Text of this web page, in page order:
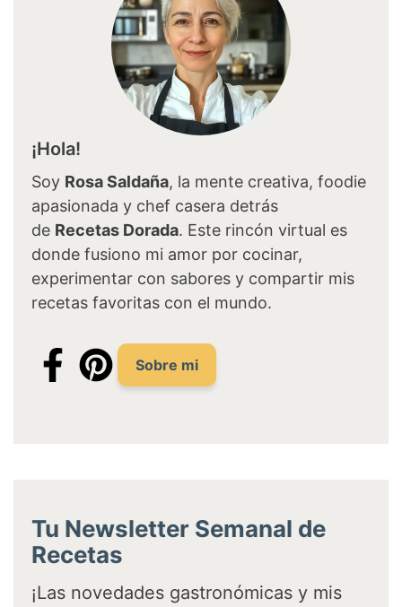
¡Hola!
Soy Rosa Saldaña, la mente creativa, foodie
apasionada y chef casera detrás
de Recetas Dorada. Este rincón virtual es
donde fusiono mi amor por cocinar,
experimentar con sabores y compartir mis
recetas favoritas con el mundo.
Sobre mi
Tu Newsletter Semanal de
Recetas
¡Las novedades gastronómicas y mis